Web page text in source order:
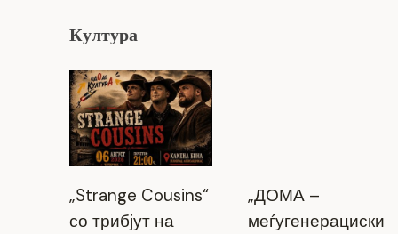
Култура
„Strange Cousins“
со трибјут на
„ДОМА –
меѓугенерациски